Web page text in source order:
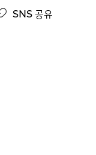
SNS 공유